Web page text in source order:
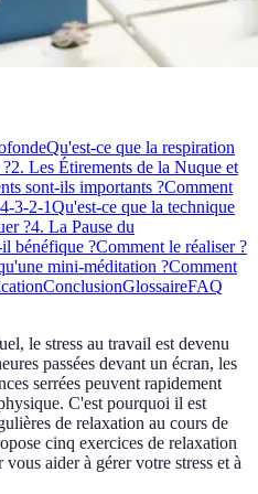
Qu'est-ce que la respiration
2. Les Étirements de la Nuque et
sont-ils importants ?Comment
3-2-1Qu'est-ce que la technique
?4. La Pause du
bénéfique ?Comment le réaliser ?
mini-méditation ?Comment
ConclusionGlossaireFAQ
le stress au travail est devenu
passées devant un écran, les
serrées peuvent rapidement
C'est pourquoi il est
de relaxation au cours de
cinq exercices de relaxation
aider à gérer votre stress et à